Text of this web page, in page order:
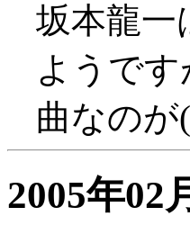
坂本龍一
ようで
曲なのが
2005年02